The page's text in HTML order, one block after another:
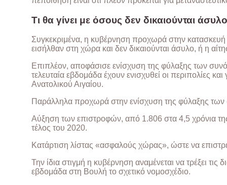
Τι θα γίνει με όσους δεν δικαιούνται άσυλο
Συγκεκριμένα, η κυβέρνηση προχωρά στην
εισήλθαν στη χώρα και δεν δικαιούνται άσυλο, ή η
Επιπλέον, αποφάσισε ενίσχυση της φύλαξης των
τελευταία εβδομάδα έχουν ενισχυθεί οι περιπολίες
Ανατολικού Αιγαίου.
Παράλληλα προχωρά στην ενίσχυση της φύλαξης
Αύξηση των επιστροφών, από 1.806 στα 4,5 χρόνια
τέλος του 2020.
Κατάρτιση λίστας «ασφαλούς χώρας», ώστε να
Την ίδια στιγμή η κυβέρνηση αναμένεται να τρέξει
εβδομάδα στη Βουλή το σχετικό νομοσχέδιο.